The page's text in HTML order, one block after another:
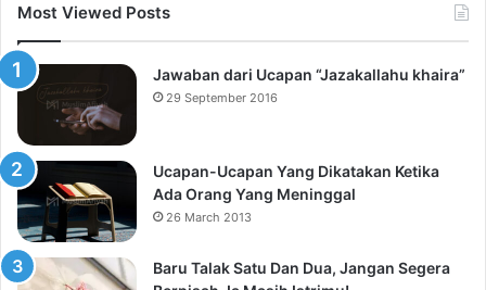
Most Viewed Posts
Jawaban dari Ucapan “Jazakallahu khaira”
29 September 2016
Ucapan-Ucapan Yang Dikatakan Ketika
Ada Orang Yang Meninggal
26 March 2013
Baru Talak Satu Dan Dua, Jangan Segera